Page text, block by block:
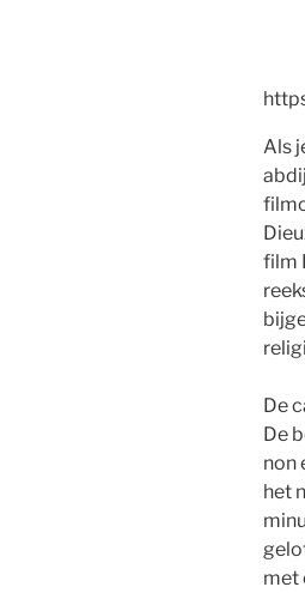
Als
film
De
De
non
het
met